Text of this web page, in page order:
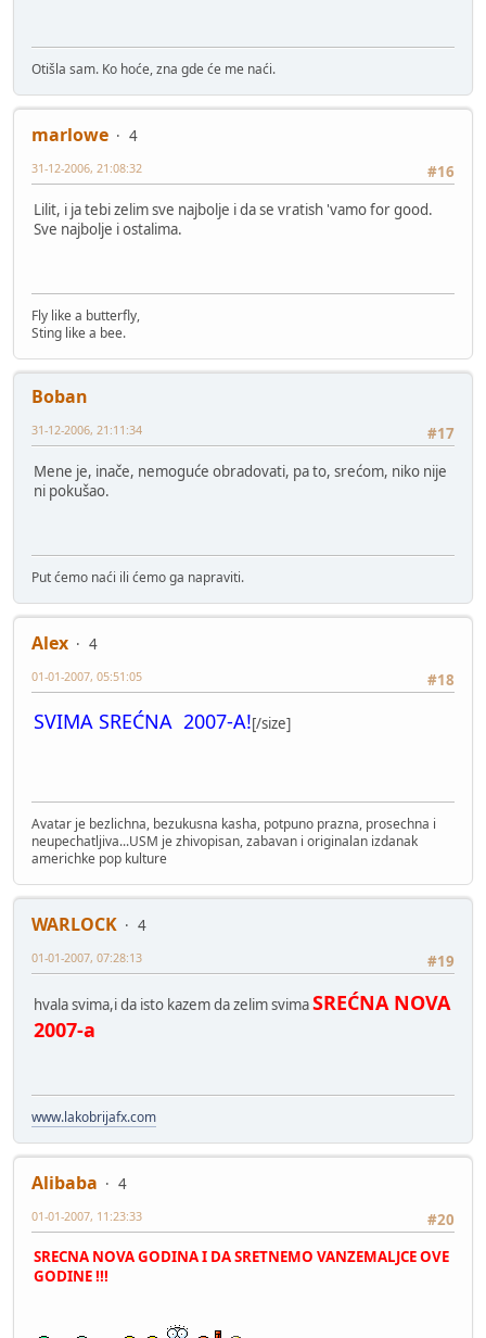
Otišla sam. Ko hoće, zna gde će me naći.
marlowe
4
#16
31-12-2006, 21:08:32
Lilit, i ja tebi zelim sve najbolje i da se vratish 'vamo for good.
Sve najbolje i ostalima.
Fly like a butterfly,
Sting like a bee.
Boban
#17
31-12-2006, 21:11:34
Mene je, inače, nemoguće obradovati, pa to, srećom, niko nije
ni pokušao.
Put ćemo naći ili ćemo ga napraviti.
Alex
4
#18
01-01-2007, 05:51:05
SVIMA SREĆNA 2007-A![/size]
Avatar je bezlichna, bezukusna kasha, potpuno prazna, prosechna i
neupechatljiva...USM je zhivopisan, zabavan i originalan izdanak
americhke pop kulture
WARLOCK
4
#19
01-01-2007, 07:28:13
hvala svima,i da isto kazem da zelim svimaSREĆNA NOVA
2007-a
www.lakobrijafx.com
Alibaba
4
#20
01-01-2007, 11:23:33
SRECNA NOVA GODINA I DA SRETNEMO VANZEMALJCE OVE
GODINE !!!